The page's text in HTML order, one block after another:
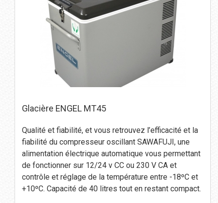
Glacière ENGEL MT45
Qualité et fiabilité, et vous retrouvez l’efficacité et la
fiabilité du compresseur oscillant SAWAFUJI, une
alimentation électrique automatique vous permettant
de fonctionner sur 12/24 v CC ou 230 V CA et
contrôle et réglage de la température entre -18ºC et
+10ºC. Capacité de 40 litres tout en restant compact.